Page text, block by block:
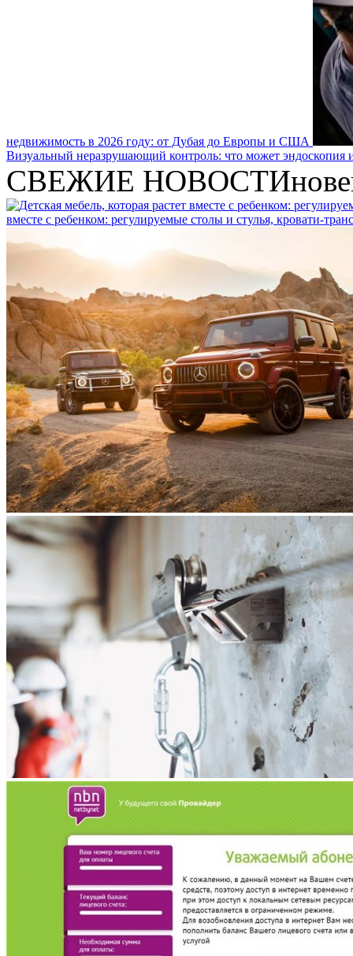
недвижимость в 2026 году: от Дубая до Европы и США
Визуальный неразрушающий контроль: что может эндоскопия
СВЕЖИЕ НОВОСТИ
вместе с ребенком: регулируемые столы и стулья, кровати-